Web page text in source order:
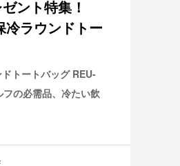
ント特集！
冷ラウンドトー
トートバッグ REU-
の必需品、冷たい飲